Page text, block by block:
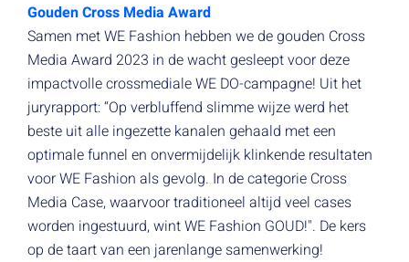
Gouden Cross Media Award
Samen met WE Fashion hebben we de gouden Cross
Media Award 2023 in de wacht gesleept voor deze
impactvolle crossmediale WE DO-campagne! Uit het
juryrapport: “Op verbluffend slimme wijze werd het
beste uit alle ingezette kanalen gehaald met een
optimale funnel en onvermijdelijk klinkende resultaten
voor WE Fashion als gevolg. In de categorie Cross
Media Case, waarvoor traditioneel altijd veel cases
worden ingestuurd, wint WE Fashion GOUD!". De kers
op de taart van een jarenlange samenwerking!